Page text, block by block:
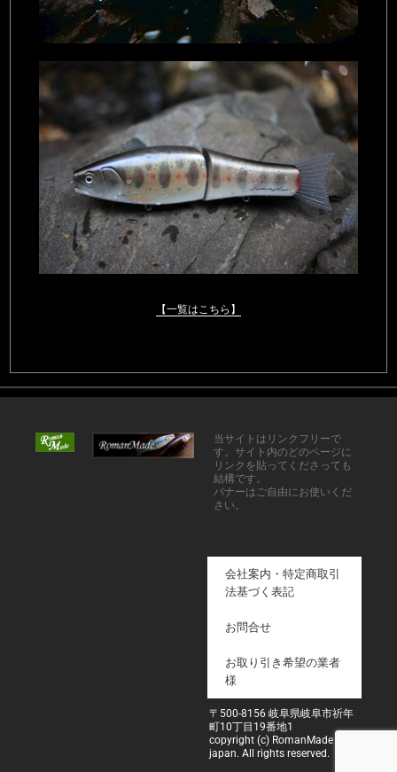
【一覧はこちら】
当サイトはリンクフリーで
す。サイト内のどのページに
リンクを貼ってくださっても
結構です。
バナーはご自由にお使いくだ
さい。
会社案内・特定商取引
法基づく表記
お問合せ
お取り引き希望の業者
様
〒500-8156 岐阜県岐阜市祈年
町10丁目19番地1
copyright (c) RomanMade
japan. All rights reserved.